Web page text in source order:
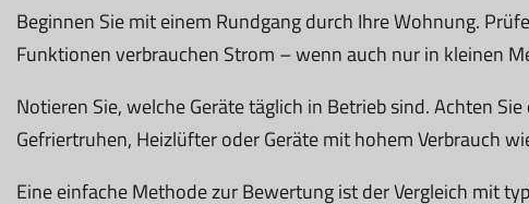
Beginnen Sie mit einem Rundgang durch Ihre Wohnung.
Funktionen verbrauchen Strom – wenn auch nur in kleinen
Notieren Sie, welche Geräte täglich in Betrieb sind. Achten
Gefriertruhen, Heizlüfter oder Geräte mit hohem Verbrauch
Eine einfache Methode zur Bewertung ist der Vergleich mit